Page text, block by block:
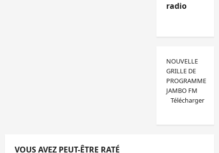
radio
NOUVELLE
GRILLE DE
PROGRAMME
JAMBO FM
Télécharger
VOUS AVEZ PEUT-ÊTRE RATÉ